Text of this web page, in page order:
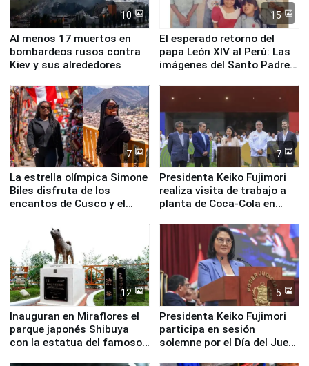
10
Al menos 17 muertos en
bombardeos rusos contra
Kiev y sus alrededores
15
El esperado retorno del
papa León XIV al Perú: Las
imágenes del Santo Padre
7
La estrella olímpica Simone
Biles disfruta de los
encantos de Cusco y el
7
Presidenta Keiko Fujimori
realiza visita de trabajo a
planta de Coca-Cola en
12
Inauguran en Miraflores el
parque japonés Shibuya
con la estatua del famoso
5
Presidenta Keiko Fujimori
participa en sesión
solemne por el Día del Juez